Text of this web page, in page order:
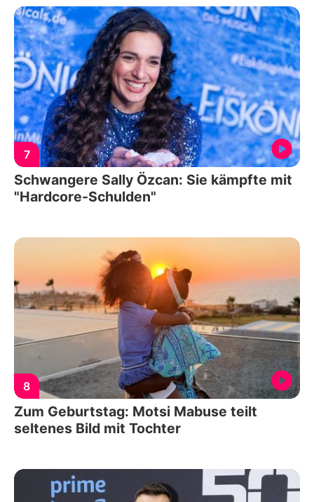
7
Schwangere Sally Özcan: Sie kämpfte mit
"Hardcore-Schulden"
8
Zum Geburtstag: Motsi Mabuse teilt
seltenes Bild mit Tochter